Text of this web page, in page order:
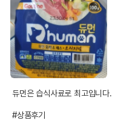
듀먼은 습식사료로 최고입니다.
#상품후기